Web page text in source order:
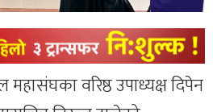
महासंघका वरिष्ठ उपाध्यक्ष दिपेन